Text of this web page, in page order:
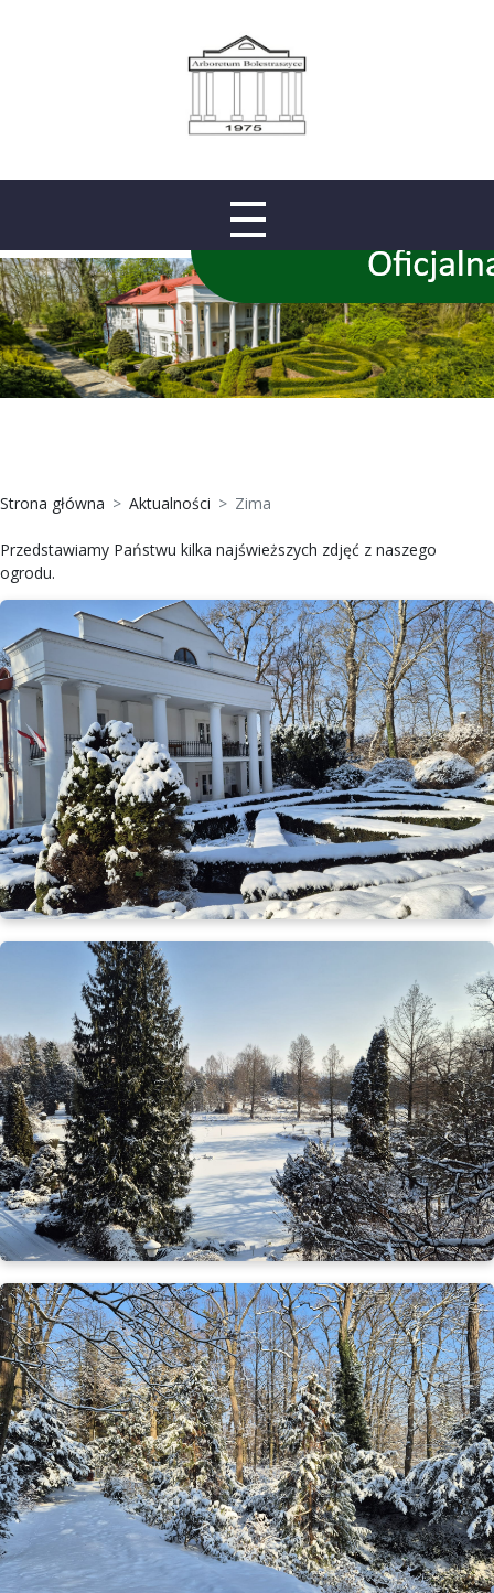
Strona główna Aktualności Zima
Przedstawiamy Państwu kilka najświeższych zdjęć z naszego
ogrodu.